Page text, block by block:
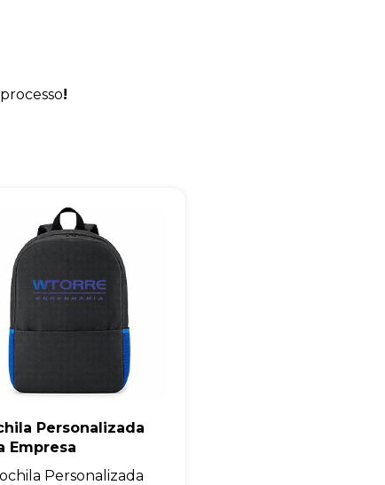
!
Personalizada
Empresa
Personalizada
privacidade, utilizaremos seus dados apenas para fins de
marketing. Você pode alterar suas preferências a qualquer
momento.